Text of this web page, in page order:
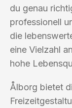
du genau
professionell
die
eine Vielzahl
hohe
Ålborg bietet